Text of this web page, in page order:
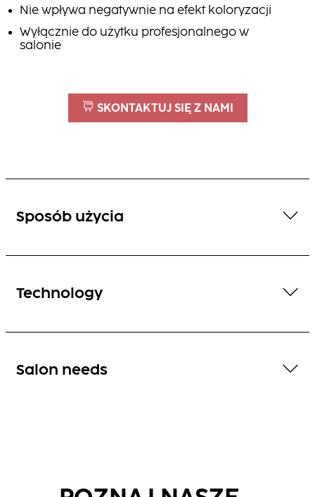
Nie wpływa negatywnie na efekt koloryzacji
Wyłącznie do użytku profesjonalnego w
salonie
SKONTAKTUJ SIĘ Z NAMI
Sposób użycia
Technology
Salon needs